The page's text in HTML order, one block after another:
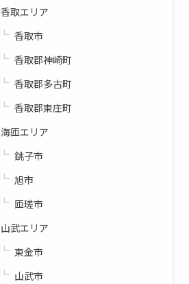
香取エリア
香取市
香取郡神崎町
香取郡多古町
香取郡東庄町
海匝エリア
銚子市
旭市
匝瑳市
山武エリア
東金市
山武市